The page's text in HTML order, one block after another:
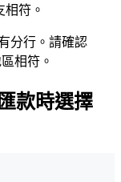
符。
分行。請確認
相符。
款時選擇